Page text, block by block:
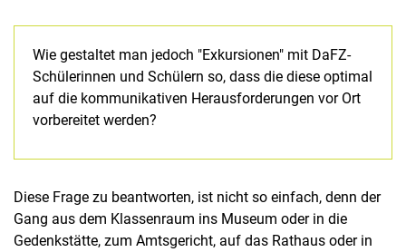
Laufende Projekte
Erkundungstouren zu Kassels Erinnerungsorten
Erfahrungsorientiertes Lernen außerhalb des Klassenraums
FörLeSch
Wie gestaltet man jedoch "Exkursionen" mit DaFZ-
Schülerinnen und Schülern so, dass die diese optimal
auf die kommunikativen Herausforderungen vor Ort
vorbereitet werden?
Diese Frage zu beantworten, ist nicht so einfach, denn der
Gang aus dem Klassenraum ins Museum oder in die
Gedenkstätte, zum Amtsgericht, auf das Rathaus oder in